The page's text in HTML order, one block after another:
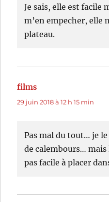
Je sais, elle est facile
m’en empecher, elle
plateau.
films
29 juin 2018 à 12 h 15 min
Pas mal du tout… je
de calembours… mais
pas facile à placer